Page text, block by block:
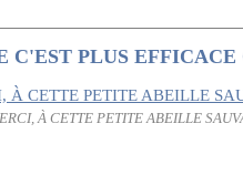
C'EST PLUS
À CETTE PETITE ABEILLE